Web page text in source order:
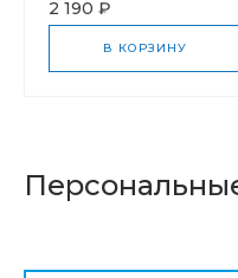
2 190 ₽
В КОРЗИНУ